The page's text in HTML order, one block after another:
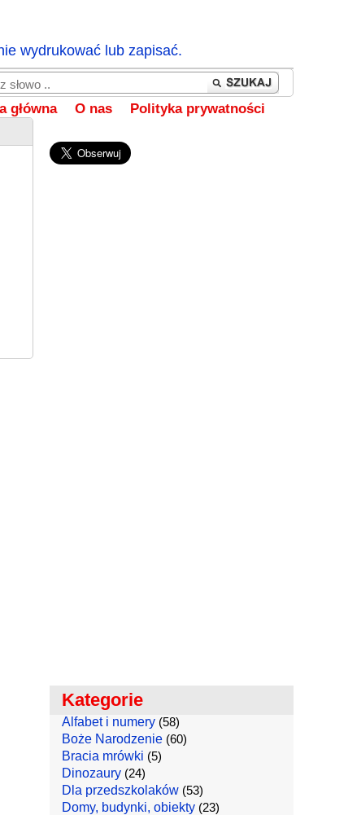
wydrukować lub zapisać.
główna O nas Polityka prywatności
Kategorie
Alfabet i numery(58)
Boże Narodzenie(60)
Bracia mrówki (5)
Dinozaury(24)
Dla przedszkolaków(53)
Domy, budynki, obiekty(23)